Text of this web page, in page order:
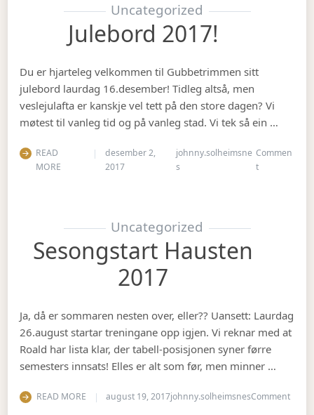
Uncategorized
Julebord 2017!
Du er hjarteleg velkommen til Gubbetrimmen sitt
julebord laurdag 16.desember! Tidleg altså, men
veslejulafta er kanskje vel tett på den store dagen? Vi
møtest til vanleg tid og på vanleg stad. Vi tek så ein …
READ
MORE
desember 2,
2017
johnny.solheimsne
s
Commen
ton Julebord
Uncategorized
Sesongstart Hausten
2017
Ja, då er sommaren nesten over, eller?? Uansett: Laurdag
26.august startar treningane opp igjen. Vi reknar med at
Roald har lista klar, der tabell-posisjonen syner førre
semesters innsats! Elles er alt som før, men minner …
READ MORE august 19, 2017johnny.solheimsnesCommenton